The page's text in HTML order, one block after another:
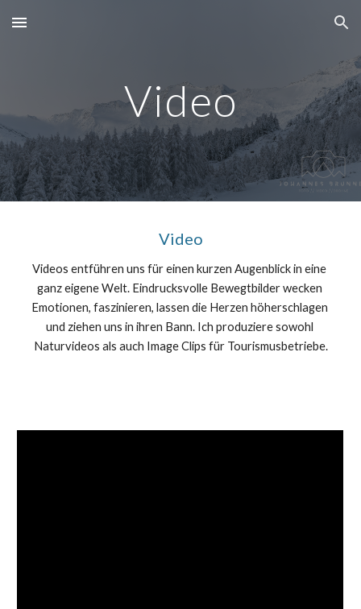
Skip to main content Skip to navigation
Video
Video
Videos entführen uns für einen kurzen Augenblick in eine
ganz eigene Welt. Eindrucksvolle Bewegtbilder wecken
Emotionen, faszinieren, lassen die Herzen höherschlagen
und ziehen uns in ihren Bann. Ich produziere sowohl
Naturvideos als auch Image Clips für Tourismusbetriebe.